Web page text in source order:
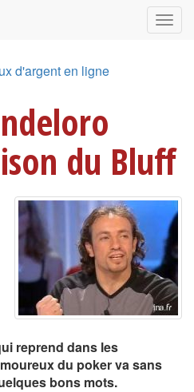
d'argent en ligne
du Bluff
reprend dans les
du poker va sans
bons mots.